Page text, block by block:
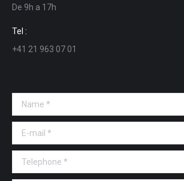
new
window
new
De 9h a 17h
Tel :
+41 21 963 07 01
Name *
E-mail *
Telephone *